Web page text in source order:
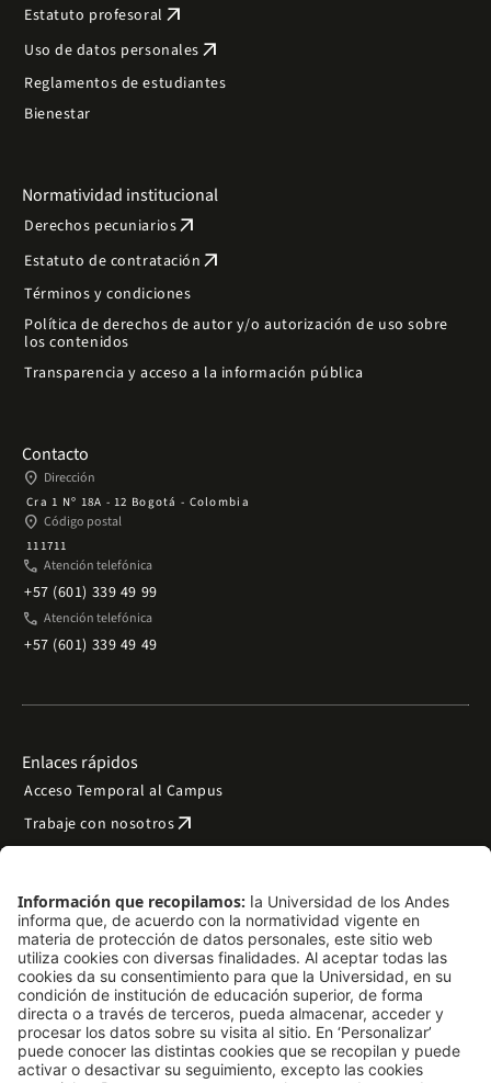
Estatuto profesoral arrow_outward
Uso de datos personales arrow_outward
Reglamentos de estudiantes
Bienestar
Normatividad institucional
Derechos pecuniariosarrow_outward
Estatuto de contratación arrow_outward
Términos y condiciones
Política de derechos de autor y/o autorización de uso sobre
los contenidos
Transparencia y acceso a la información pública
Contacto
place Dirección
Cra 1 Nº 18A - 12 Bogotá - Colombia
place Código postal
111711
phone Atención telefónica
+57 (601) 339 49 99
phone Atención telefónica
+57 (601) 339 49 49
Enlaces rápidos
Acceso Temporal al Campus
Trabaje con nosotrosarrow_outward
Preguntas frecuentes
Filantropía y donacionesarrow_outward
Mapa del sitio arrow_outward
Síguenos
LinkedIn